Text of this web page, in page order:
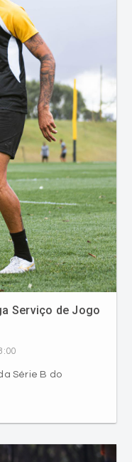
Serviço de Jogo
Série B do